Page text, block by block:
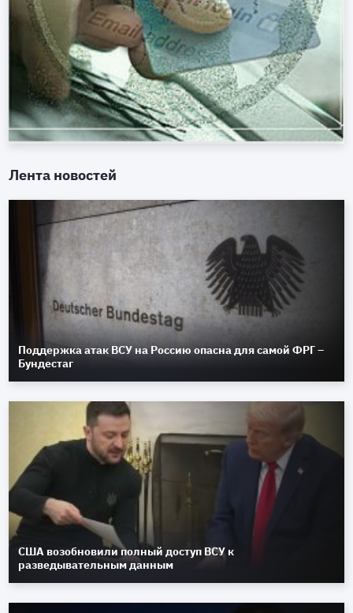
Лента новостей
Поддержка атак ВСУ на Россию опасна для самой ФРГ –
Бундестаг
США возобновили полный доступ ВСУ к
разведывательным данным